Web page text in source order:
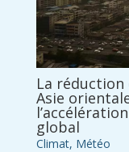
La réduction
Asie
global
Climat, Météo